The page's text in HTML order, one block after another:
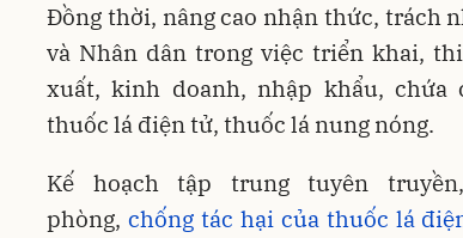
Đồng thời, nâng cao nhận thức, trách
và Nhân dân trong việc triển khai,
xuất, kinh doanh, nhập khẩu, chứa
thuốc lá điện tử, thuốc lá nung nóng.
Kế hoạch tập trung tuyên
phòng, chống tác hại của thuốc lá